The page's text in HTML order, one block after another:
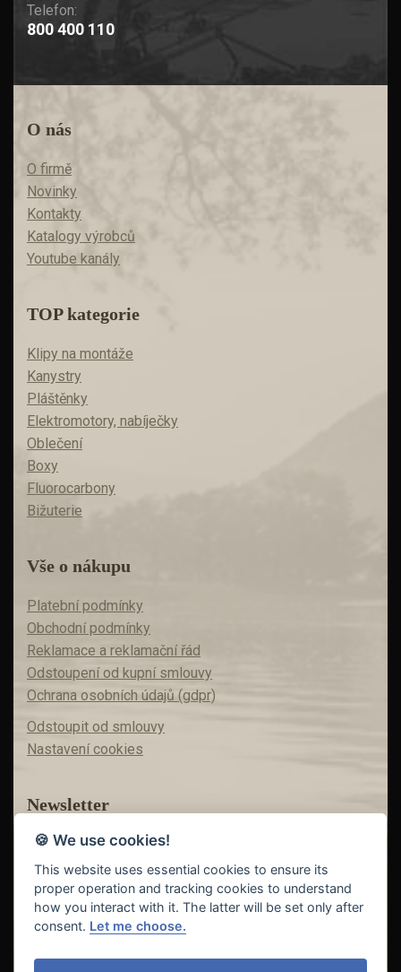
Telefon:
800 400 110
O nás
O firmě
Novinky
Kontakty
Katalogy výrobců
Youtube kanály
TOP kategorie
Klipy na montáže
Kanystry
Pláštěnky
Elektromotory, nabíječky
Oblečení
Boxy
Fluorocarbony
Bižuterie
Vše o nákupu
Platební podmínky
Obchodní podmínky
Reklamace a reklamační řád
Odstoupení od kupní smlouvy
Ochrana osobních údajů (gdpr)
Odstoupit od smlouvy
Nastavení cookies
Newsletter
Máte zájem o akční nabídky?
Teď už vám nic neunikne!
🍪 We use cookies!
This website uses essential cookies to ensure its
proper operation and tracking cookies to understand
how you interact with it. The latter will be set only after
consent. Let me choose.